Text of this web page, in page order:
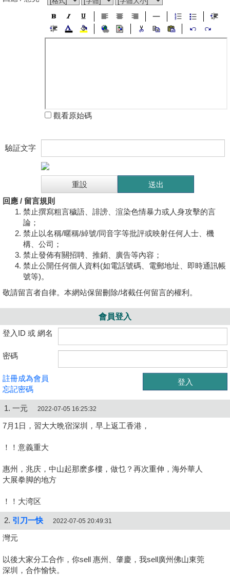
觀看原始碼
驗証文字
回應 / 留言規則
禁止撰寫粗言穢語、誹謗、渲染色情暴力或人身攻擊的言
論；
禁止以名稱/暱稱/綽號/同音字等批評或映射任何人士、機
構、公司；
禁止發佈有關招聘、推銷、廣告等內容；
禁止公開任何個人資料(如電話號碼、電郵地址、即時通訊帳
號等)。
敬請留言者自律。本網站保留刪除/堵截任何留言的權利。
會員登入
登入ID 或 網名
密碼
註冊成為會員
忘記密碼
1. 一元 2022-07-05 16:25:32
7月1日，習大大晩宿深圳，早上返工香港，
！！意義重大
惠州，兆庆，中山起那麽多樓，做乜？再次重伸，海外華人
大展拳脚的地方
！！大湾区
2. 引刀一快 2022-07-05 20:49:31
灣元
以後大家分工合作，你sell 惠州、肇慶，我sell廣州佛山東莞
深圳，合作愉快。